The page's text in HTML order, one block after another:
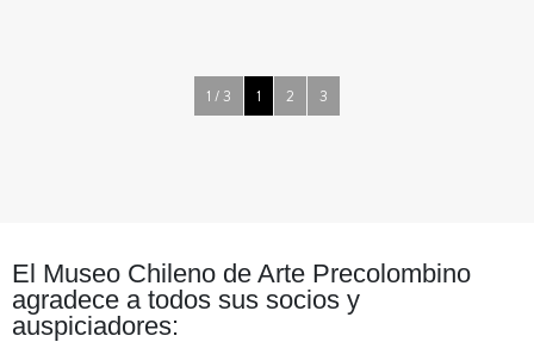
1 / 3 1 2 3
El Museo Chileno de Arte Precolombino
agradece a todos sus socios y
auspiciadores: